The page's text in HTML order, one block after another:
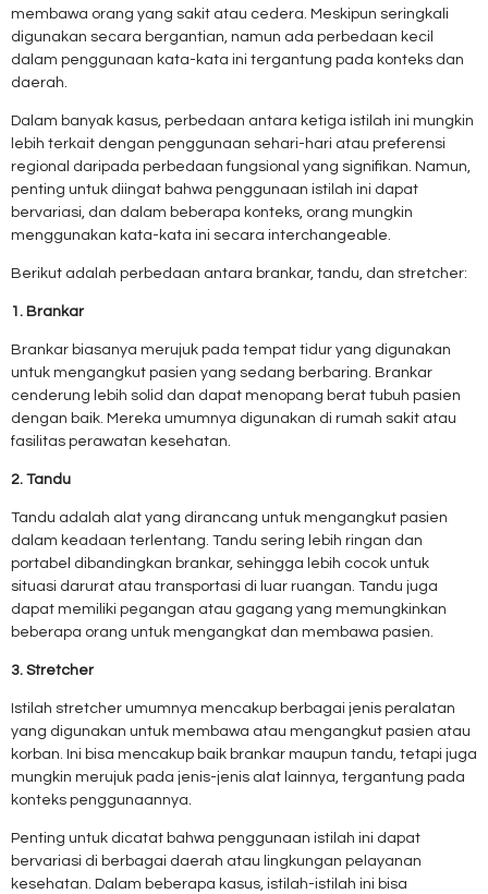
membawa orang yang sakit atau cedera. Meskipun seringkali
digunakan secara bergantian, namun ada perbedaan kecil
dalam penggunaan kata-kata ini tergantung pada konteks dan
daerah.
Dalam banyak kasus, perbedaan antara ketiga istilah ini mungkin
lebih terkait dengan penggunaan sehari-hari atau preferensi
regional daripada perbedaan fungsional yang signifikan. Namun,
penting untuk diingat bahwa penggunaan istilah ini dapat
bervariasi, dan dalam beberapa konteks, orang mungkin
menggunakan kata-kata ini secara interchangeable.
Berikut adalah perbedaan antara brankar, tandu, dan stretcher:
1. Brankar
Brankar biasanya merujuk pada tempat tidur yang digunakan
untuk mengangkut pasien yang sedang berbaring. Brankar
cenderung lebih solid dan dapat menopang berat tubuh pasien
dengan baik. Mereka umumnya digunakan di rumah sakit atau
fasilitas perawatan kesehatan.
2. Tandu
Tandu adalah alat yang dirancang untuk mengangkut pasien
dalam keadaan terlentang. Tandu sering lebih ringan dan
portabel dibandingkan brankar, sehingga lebih cocok untuk
situasi darurat atau transportasi di luar ruangan. Tandu juga
dapat memiliki pegangan atau gagang yang memungkinkan
beberapa orang untuk mengangkat dan membawa pasien.
3. Stretcher
Istilah stretcher umumnya mencakup berbagai jenis peralatan
yang digunakan untuk membawa atau mengangkut pasien atau
korban. Ini bisa mencakup baik brankar maupun tandu, tetapi juga
mungkin merujuk pada jenis-jenis alat lainnya, tergantung pada
konteks penggunaannya.
Penting untuk dicatat bahwa penggunaan istilah ini dapat
bervariasi di berbagai daerah atau lingkungan pelayanan
kesehatan. Dalam beberapa kasus, istilah-istilah ini bisa